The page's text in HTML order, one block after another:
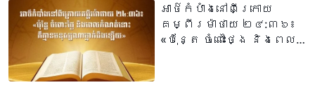
អាថ៌កំបាំងនៅពីក្រោយ
គម្ពីរម៉ាថាយ ២៤:៣៦៖
«ប៉ុន្តែ ចំពោះថ្ងៃ និងពេល